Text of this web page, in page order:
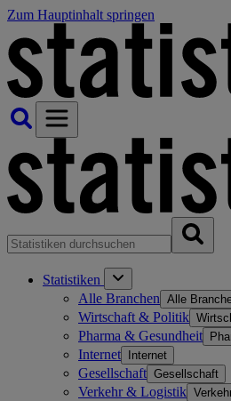
Zum Hauptinhalt springen
Statistiken
Alle Branchen Alle
Wirtschaft & Politik
Pharma & Gesundheit
Internet Internet
Gesellschaft Gesellschaft
Verkehr & Logistik